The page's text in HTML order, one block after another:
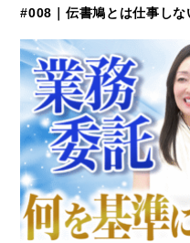
#008｜伝書鳩とは仕事し